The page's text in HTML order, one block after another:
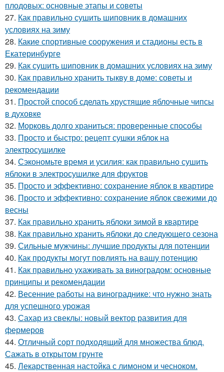
плодовых: основные этапы и советы
27. Как правильно сушить шиповник в домашних
условиях на зиму
28. Какие спортивные сооружения и стадионы есть в
Екатеринбурге
29. Как сушить шиповник в домашних условиях на зиму
30. Как правильно хранить тыкву в доме: советы и
рекомендации
31. Простой способ сделать хрустящие яблочные чипсы
в духовке
32. Морковь долго храниться: проверенные способы
33. Просто и быстро: рецепт сушки яблок на
электросушилке
34. Сэкономьте время и усилия: как правильно сушить
яблоки в электросушилке для фруктов
35. Просто и эффективно: сохранение яблок в квартире
36. Просто и эффективно: сохранение яблок свежими до
весны
37. Как правильно хранить яблоки зимой в квартире
38. Как правильно хранить яблоки до следующего сезона
39. Сильные мужчины: лучшие продукты для потенции
40. Как продукты могут повлиять на вашу потенцию
41. Как правильно ухаживать за виноградом: основные
принципы и рекомендации
42. Весенние работы на винограднике: что нужно знать
для успешного урожая
43. Сахар из свеклы: новый вектор развития для
фермеров
44. Отличный сорт подходящий для множества блюд.
Сажать в открытом грунте
45. Лекарственная настойка с лимоном и чесноком.